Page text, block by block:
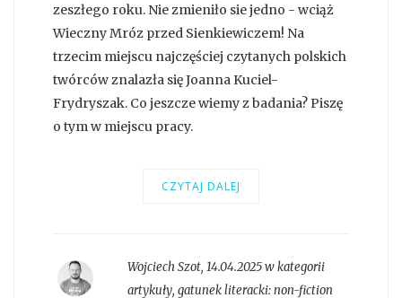
zeszłego roku. Nie zmieniło sie jedno - wciąż
Wieczny Mróz przed Sienkiewiczem! Na
trzecim miejscu najczęściej czytanych polskich
twórców znalazła się Joanna Kuciel-
Frydryszak. Co jeszcze wiemy z badania? Piszę
o tym w miejscu pracy.
CZYTAJ DALEJ
Wojciech Szot, 14.04.2025 w kategorii
artykuły, gatunek literacki:non-fiction